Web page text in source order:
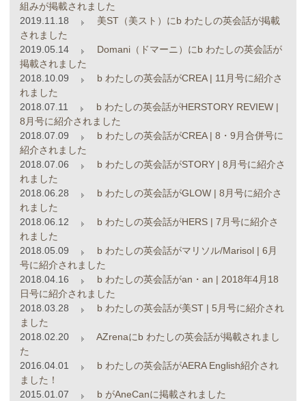
組みが掲載されました
2019.11.18
美ST（美スト）にb わたしの英会話が掲載
されました
2019.05.14
Domani（ドマーニ）にb わたしの英会話が
掲載されました
2018.10.09
b わたしの英会話がCREA | 11月号に紹介さ
れました
2018.07.11
b わたしの英会話がHERSTORY REVIEW |
8月号に紹介されました
2018.07.09
b わたしの英会話がCREA | 8・9月合併号に
紹介されました
2018.07.06
b わたしの英会話がSTORY | 8月号に紹介さ
れました
2018.06.28
b わたしの英会話がGLOW | 8月号に紹介さ
れました
2018.06.12
b わたしの英会話がHERS | 7月号に紹介さ
れました
2018.05.09
b わたしの英会話がマリソル/Marisol | 6月
号に紹介されました
2018.04.16
b わたしの英会話がan・an | 2018年4月18
日号に紹介されました
2018.03.28
b わたしの英会話が美ST | 5月号に紹介され
ました
2018.02.20
AZrenaにb わたしの英会話が掲載されまし
た
2016.04.01
b わたしの英会話がAERA English紹介され
ました！
2015.01.07
b がAneCanに掲載されました